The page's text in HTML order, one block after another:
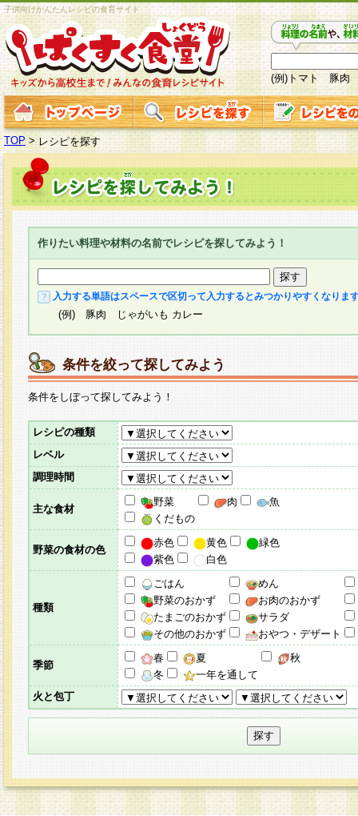
子供向けかんたんレシピの食育サイト
(例)トマト 豚肉
TOP > レシピを探す
作りたい料理や材料の名前でレシピを探してみよう！
入力する単語はスペースで区切って入力するとみつかりやすくなりま
(例) 豚肉 じゃがいも カレー
条件を絞って探してみよう
条件をしぼって探してみよう！
レシピの種類
レベル
調理時間
主な食材
野菜 肉
魚
くだもの
野菜の食材の色
赤色 黄色
緑色
紫色
白色
種類
ごはん
めん
野菜のおかず
お肉のおかず
たまごのおかず
サラダ
その他のおかず
おやつ・デザート
季節
春 夏
秋
冬
一年を通して
火と包丁